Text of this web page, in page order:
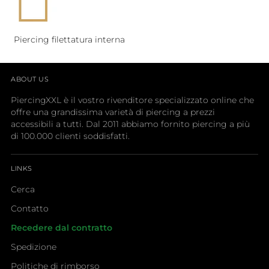
Piercing filettatura interna
ABOUT US
PiercingXXL è il vostro rivenditore specializzato online che
offre una grandissima varietà di piercing a prezzi
accessibili a tutti. Dal 2011 abbiamo fornito piercing a più
di 100.000 clienti soddisfatti.
LINKS
Cerca
Contatto
Recedere dal contratto
Spedizione
Politiche di rimborso